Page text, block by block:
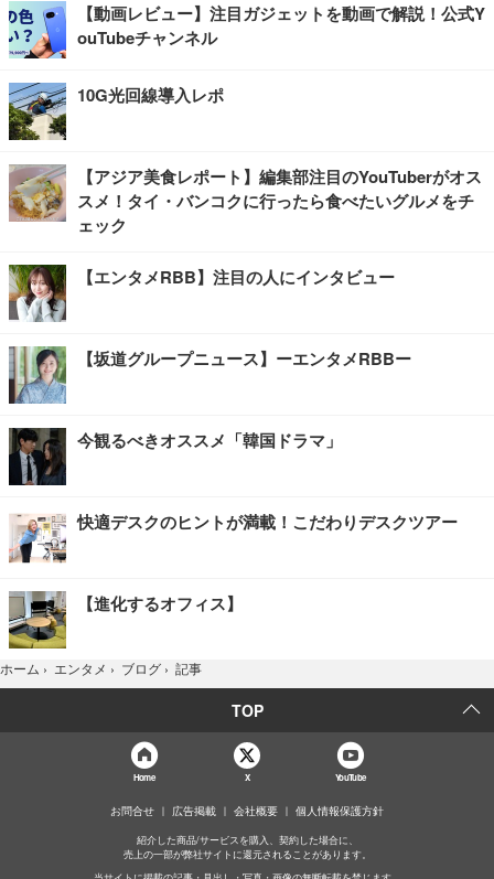
【動画レビュー】注目ガジェットを動画で解説！公式Y
ouTubeチャンネル
10G光回線導入レポ
【アジア美食レポート】編集部注目のYouTuberがオス
スメ！タイ・バンコクに行ったら食べたいグルメをチ
ェック
【エンタメRBB】注目の人にインタビュー
【坂道グループニュース】ーエンタメRBBー
今観るべきオススメ「韓国ドラマ」
快適デスクのヒントが満載！こだわりデスクツアー
【進化するオフィス】
ホーム › エンタメ › ブログ › 記事
TOP
Home X YouTube
お問合せ 広告掲載 会社概要 個人情報保護方針
紹介した商品/サービスを購入、契約した場合に、
売上の一部が弊社サイトに還元されることがあります。